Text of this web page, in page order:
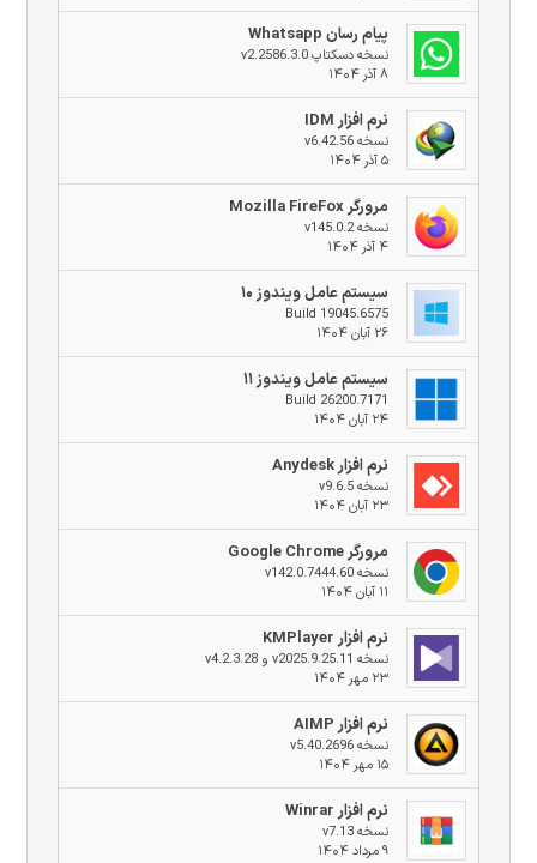
پیام رسان Whatsapp
نسخه دسکتاپ v2.2586.3.0
۸ آذر ۱۴۰۴
نرم افزار IDM
نسخه v6.42.56
۵ آذر ۱۴۰۴
مرورگر Mozilla FireFox
نسخه v145.0.2
۴ آذر ۱۴۰۴
سیستم عامل ویندوز ۱۰
Build 19045.6575
۲۶ آبان ۱۴۰۴
سیستم عامل ویندوز ۱۱
Build 26200.7171
۲۴ آبان ۱۴۰۴
نرم افزار Anydesk
نسخه v9.6.5
۲۳ آبان ۱۴۰۴
مرورگر Google Chrome
نسخه v142.0.7444.60
۱۱ آبان ۱۴۰۴
نرم افزار KMPlayer
نسخه v2025.9.25.11 و v4.2.3.28
۲۳ مهر ۱۴۰۴
نرم افزار AIMP
نسخه v5.40.2696
۱۵ مهر ۱۴۰۴
نرم افزار Winrar
نسخه v7.13
۹ مرداد ۱۴۰۴